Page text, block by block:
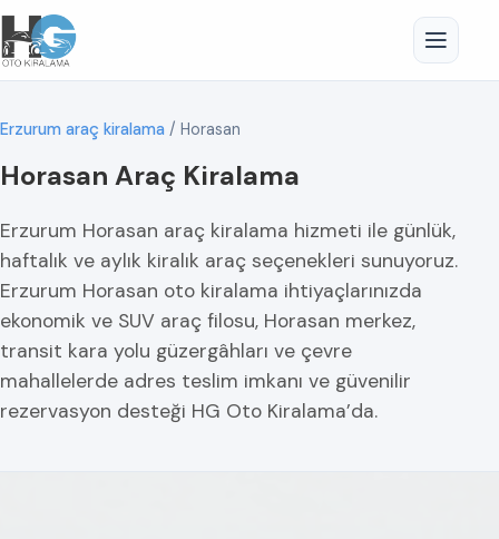
Erzurum araç kiralama / Horasan
Horasan Araç Kiralama
Erzurum Horasan araç kiralama hizmeti ile günlük,
haftalık ve aylık kiralık araç seçenekleri sunuyoruz.
Erzurum Horasan oto kiralama ihtiyaçlarınızda
ekonomik ve SUV araç filosu, Horasan merkez,
transit kara yolu güzergâhları ve çevre
mahallelerde adres teslim imkanı ve güvenilir
rezervasyon desteği HG Oto Kiralama’da.